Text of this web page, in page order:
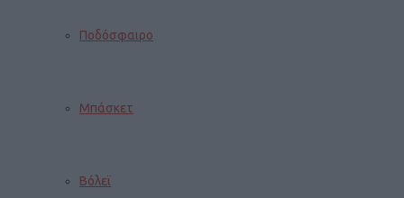
Ποδόσφαιρο
Μπάσκετ
Βόλεϊ